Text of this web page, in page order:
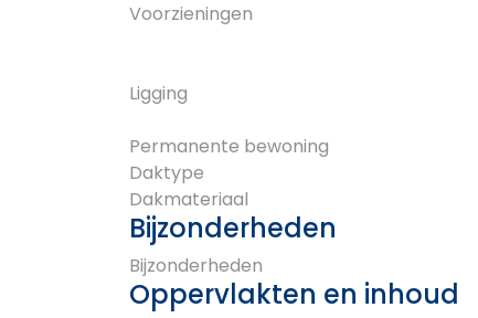
Voorzieningen
Ligging
Permanente bewoning
Daktype
Dakmateriaal
Bijzonderheden
Bijzonderheden
Oppervlakten en inhoud